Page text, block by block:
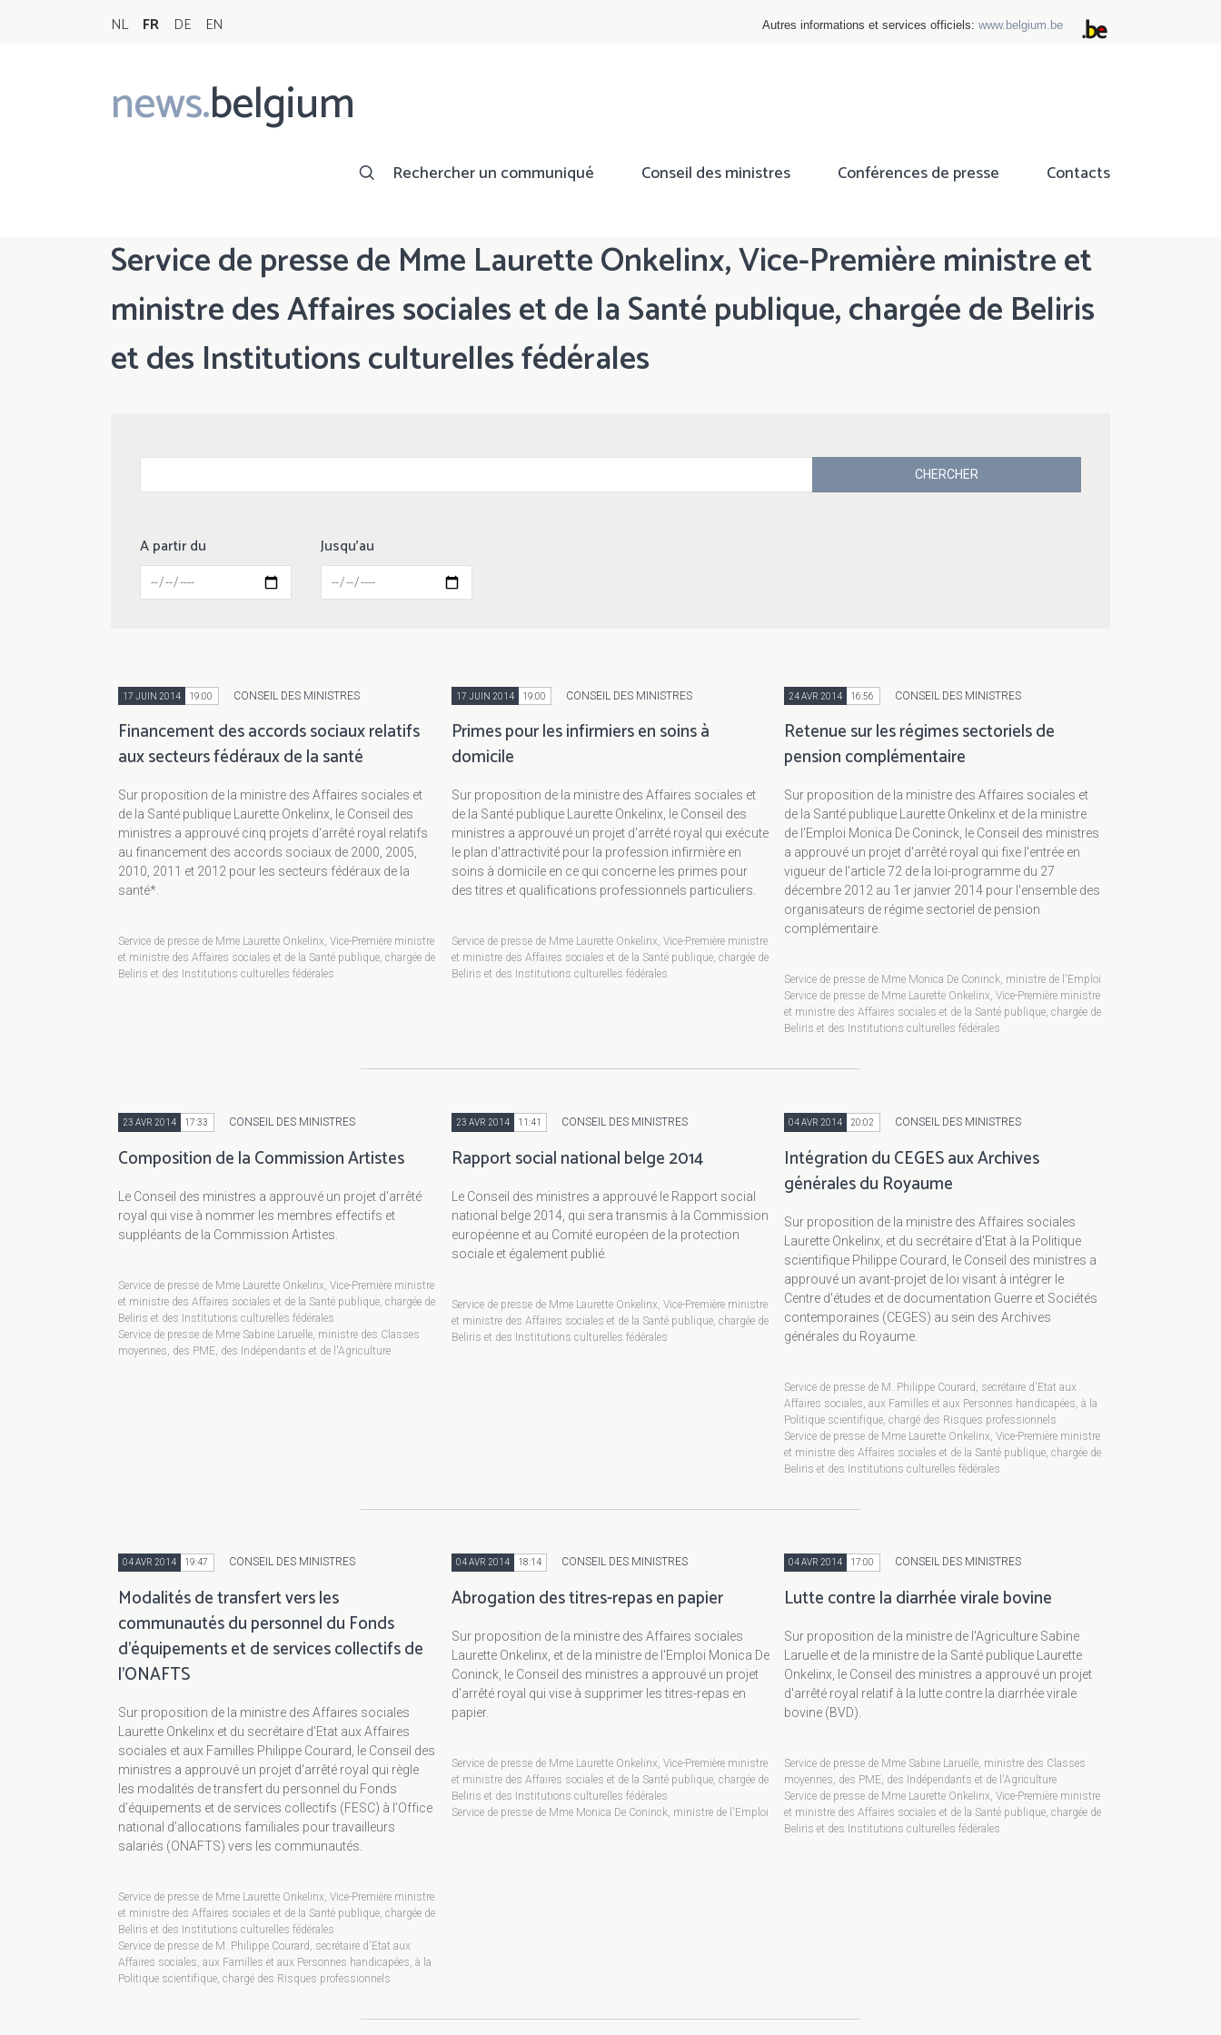
NL FR DE EN Autres informations et services officiels: www.belgium.be
news.belgium
Main
navigation
Rechercher un communiqué Conseil des ministres Conférences de presse Contacts
Service de presse de Mme Laurette Onkelinx, Vice-Première ministre et
ministre des Affaires sociales et de la Santé publique, chargée de Beliris
et des Institutions culturelles fédérales
A partir du Jusqu'au
17 JUIN 2014 19:00 CONSEIL DES MINISTRES
Financement des accords sociaux relatifs
aux secteurs fédéraux de la santé
Sur proposition de la ministre des Affaires sociales et
de la Santé publique Laurette Onkelinx, le Conseil des
ministres a approuvé cinq projets d'arrêté royal relatifs
au financement des accords sociaux de 2000, 2005,
2010, 2011 et 2012 pour les secteurs fédéraux de la
santé*.
Service de presse de Mme Laurette Onkelinx, Vice-Première ministre
et ministre des Affaires sociales et de la Santé publique, chargée de
Beliris et des Institutions culturelles fédérales
17 JUIN 2014 19:00 CONSEIL DES MINISTRES
Primes pour les infirmiers en soins à
domicile
Sur proposition de la ministre des Affaires sociales et
de la Santé publique Laurette Onkelinx, le Conseil des
ministres a approuvé un projet d'arrêté royal qui exécute
le plan d'attractivité pour la profession infirmière en
soins à domicile en ce qui concerne les primes pour
des titres et qualifications professionnels particuliers.
Service de presse de Mme Laurette Onkelinx, Vice-Première ministre
et ministre des Affaires sociales et de la Santé publique, chargée de
Beliris et des Institutions culturelles fédérales
24 AVR 2014 16:56 CONSEIL DES MINISTRES
Retenue sur les régimes sectoriels de
pension complémentaire
Sur proposition de la ministre des Affaires sociales et
de la Santé publique Laurette Onkelinx et de la ministre
de l'Emploi Monica De Coninck, le Conseil des ministres
a approuvé un projet d'arrêté royal qui fixe l'entrée en
vigueur de l'article 72 de la loi-programme du 27
décembre 2012 au 1er janvier 2014 pour l'ensemble des
organisateurs de régime sectoriel de pension
complémentaire.
Service de presse de Mme Monica De Coninck, ministre de l'Emploi
Service de presse de Mme Laurette Onkelinx, Vice-Première ministre
et ministre des Affaires sociales et de la Santé publique, chargée de
Beliris et des Institutions culturelles fédérales
23 AVR 2014 17:33 CONSEIL DES MINISTRES
Composition de la Commission Artistes
Le Conseil des ministres a approuvé un projet d'arrêté
royal qui vise à nommer les membres effectifs et
suppléants de la Commission Artistes.
Service de presse de Mme Laurette Onkelinx, Vice-Première ministre
et ministre des Affaires sociales et de la Santé publique, chargée de
Beliris et des Institutions culturelles fédérales
Service de presse de Mme Sabine Laruelle, ministre des Classes
moyennes, des PME, des Indépendants et de l'Agriculture
23 AVR 2014 11:41 CONSEIL DES MINISTRES
Rapport social national belge 2014
Le Conseil des ministres a approuvé le Rapport social
national belge 2014, qui sera transmis à la Commission
européenne et au Comité européen de la protection
sociale et également publié.
Service de presse de Mme Laurette Onkelinx, Vice-Première ministre
et ministre des Affaires sociales et de la Santé publique, chargée de
Beliris et des Institutions culturelles fédérales
04 AVR 2014 20:02 CONSEIL DES MINISTRES
Intégration du CEGES aux Archives
générales du Royaume
Sur proposition de la ministre des Affaires sociales
Laurette Onkelinx, et du secrétaire d'Etat à la Politique
scientifique Philippe Courard, le Conseil des ministres a
approuvé un avant-projet de loi visant à intégrer le
Centre d'études et de documentation Guerre et Sociétés
contemporaines (CEGES) au sein des Archives
générales du Royaume.
Service de presse de M. Philippe Courard, secrétaire d'Etat aux
Affaires sociales, aux Familles et aux Personnes handicapées, à la
Politique scientifique, chargé des Risques professionnels
Service de presse de Mme Laurette Onkelinx, Vice-Première ministre
et ministre des Affaires sociales et de la Santé publique, chargée de
Beliris et des Institutions culturelles fédérales
04 AVR 2014 19:47 CONSEIL DES MINISTRES
Modalités de transfert vers les
communautés du personnel du Fonds
d’équipements et de services collectifs de
l'ONAFTS
Sur proposition de la ministre des Affaires sociales
Laurette Onkelinx et du secrétaire d'Etat aux Affaires
sociales et aux Familles Philippe Courard, le Conseil des
ministres a approuvé un projet d'arrêté royal qui règle
les modalités de transfert du personnel du Fonds
d’équipements et de services collectifs (FESC) à l’Office
national d’allocations familiales pour travailleurs
salariés (ONAFTS) vers les communautés.
Service de presse de Mme Laurette Onkelinx, Vice-Première ministre
et ministre des Affaires sociales et de la Santé publique, chargée de
Beliris et des Institutions culturelles fédérales
Service de presse de M. Philippe Courard, secrétaire d'Etat aux
Affaires sociales, aux Familles et aux Personnes handicapées, à la
Politique scientifique, chargé des Risques professionnels
04 AVR 2014 18:14 CONSEIL DES MINISTRES
Abrogation des titres-repas en papier
Sur proposition de la ministre des Affaires sociales
Laurette Onkelinx, et de la ministre de l'Emploi Monica De
Coninck, le Conseil des ministres a approuvé un projet
d'arrêté royal qui vise à supprimer les titres-repas en
papier.
Service de presse de Mme Laurette Onkelinx, Vice-Première ministre
et ministre des Affaires sociales et de la Santé publique, chargée de
Beliris et des Institutions culturelles fédérales
Service de presse de Mme Monica De Coninck, ministre de l'Emploi
04 AVR 2014 17:00 CONSEIL DES MINISTRES
Lutte contre la diarrhée virale bovine
Sur proposition de la ministre de l'Agriculture Sabine
Laruelle et de la ministre de la Santé publique Laurette
Onkelinx, le Conseil des ministres a approuvé un projet
d'arrêté royal relatif à la lutte contre la diarrhée virale
bovine (BVD).
Service de presse de Mme Sabine Laruelle, ministre des Classes
moyennes, des PME, des Indépendants et de l'Agriculture
Service de presse de Mme Laurette Onkelinx, Vice-Première ministre
et ministre des Affaires sociales et de la Santé publique, chargée de
Beliris et des Institutions culturelles fédérales